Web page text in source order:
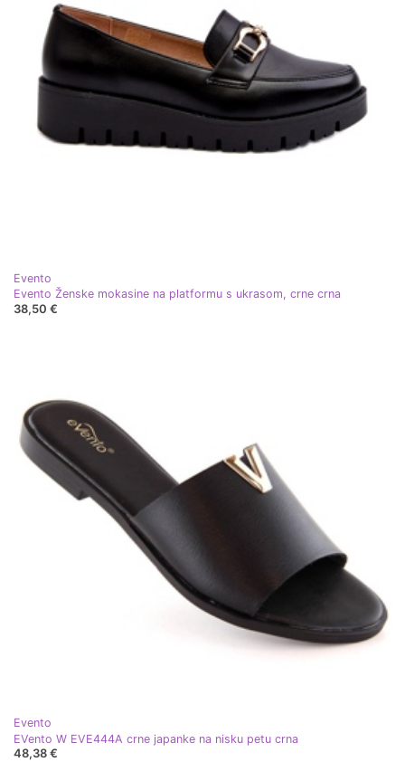
Evento
Evento Ženske mokasine na platformu s ukrasom, crne crna
38,50 €
Evento
EVento W EVE444A crne japanke na nisku petu crna
48,38 €